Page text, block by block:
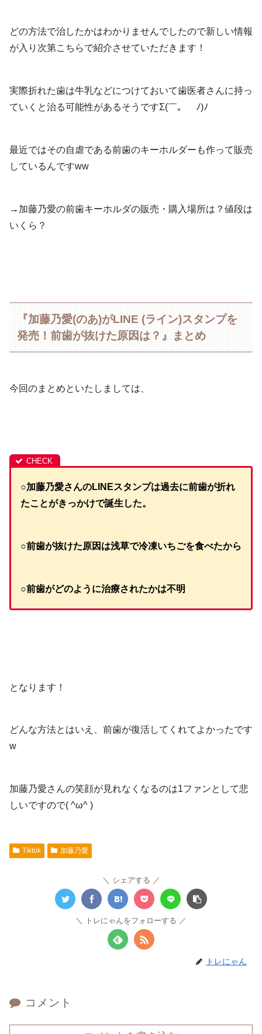
どの方法で治したかはわかりませんでしたので新しい情報
が入り次第こちらで紹介させていただきます！
実際折れた歯は牛乳などにつけておいて歯医者さんに持っ
ていくと治る可能性があるそうですΣ(￣。￣ﾉ)ﾉ
最近ではその自虐である前歯のキーホルダーも作って販売
しているんですww
→加藤乃愛の前歯キーホルダの販売・購入場所は？値段は
いくら？
『加藤乃愛(のあ)がLINE (ライン)スタンプを
発売！前歯が抜けた原因は？』まとめ
今回のまとめといたしましては、
○加藤乃愛さんのLINEスタンプは過去に前歯が折れ
たことがきっかけで誕生した。
○前歯が抜けた原因は浅草で冷凍いちごを食べたから
○前歯がどのように治療されたかは不明
となります！
どんな方法とはいえ、前歯が復活してくれてよかったです
w
加藤乃愛さんの笑顔が見れなくなるのは1ファンとして悲
しいですので( ^ω^ )
Tiktok 加藤乃愛
シェアする
トレにゃんをフォローする
トレにゃん
コメント